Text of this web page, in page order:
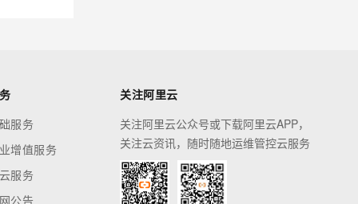
服务
增值服务
服务
公告
关注阿里云
关注阿里云公众号或下载阿里云APP，
关注云资讯，随时随地运维管控云服务